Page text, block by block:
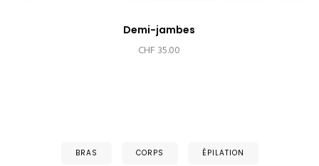
Demi-jambes
CHF 35.00
BRAS CORPS ÉPILATION